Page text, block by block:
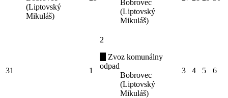
(Liptovský
Mikuláš)
Bobrovec
(Liptovský
Mikuláš)
31 1
2
Zvoz komunálny
odpad
Bobrovec
(Liptovský
Mikuláš)
3 4 5 6